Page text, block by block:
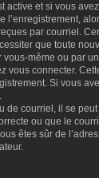
active et si vous
l’enregistrement,
par courriel.
que toute
vous-même ou par
vous connecter.
Si vous
de courriel, il se
ou que le
êtes sûr de